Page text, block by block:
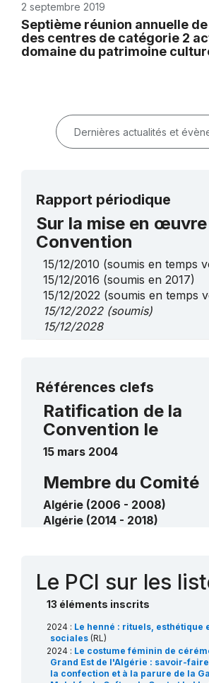
2 septembre 2019
Septième réunion annuelle
des centres de catégorie 2
domaine du patrimoine
Dernières actualités et
Rapport périodique
Sur la mise en
Convention
15/12/2010 (soumis en temps
15/12/2016 (soumis en 2017)
15/12/2022 (soumis en temps
15/12/2022(soumis)
15/12/2028
Les savoirs et savoir-faire des
mesureurs d’eau des foggaras
aiguadiers du Touat-Tidikelt
____
Références clefs
Ratification de la
Convention le
15 mars 2004
Membre du Comité
Algérie (2006 - 2008)
Algérie (2014 - 2018)
Le PCI sur les
13 éléments inscrits
2024 : Le henné : rituels, esthétique
sociales (RL)
2024 : Le costume féminin de
Grand Est de l'Algérie : savoir-
la confection et à la parure de la